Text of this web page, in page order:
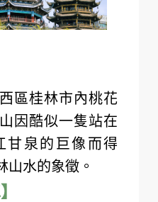
區桂林市內桃花
因酷似一隻站在
甘泉的巨像而得
山水的象徵。